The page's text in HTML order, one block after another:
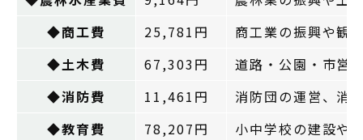
◆商工費
25,781円
商工業の振興や観
◆土木費
67,303円
道路・公園・市営
◆消防費
11,461円
消防団の運営、消
◆教育費
78,207円
小中学校の建設や